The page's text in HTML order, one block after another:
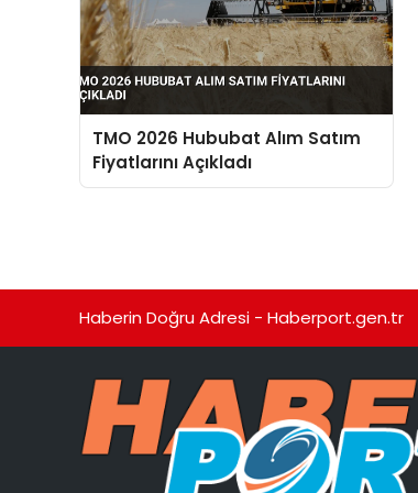
TMO 2026 Hububat Alım Satım
Fiyatlarını Açıkladı
Haberin Doğru Adresi - Haberport.gen.tr